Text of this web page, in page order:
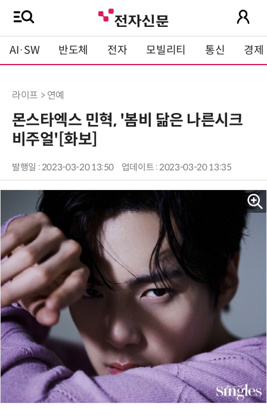
AI·SW 반도체 전자 모빌리티 통신 경제
라이프 > 연예
몬스타엑스 민혁, '봄비 닮은 나른시크
비주얼'[화보]
발행일 : 2023-03-20 13:50 업데이트 : 2023-03-20 13:35